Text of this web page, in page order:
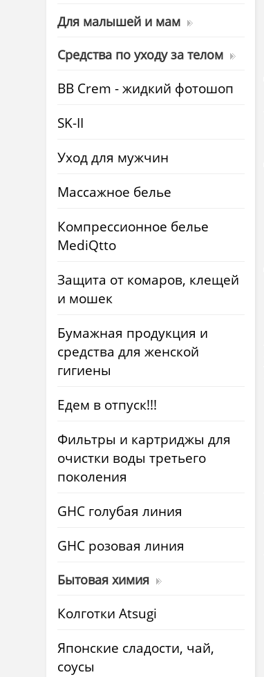
Для малышей и мам
Средства по уходу за телом
BB Crem - жидкий фотошоп
SK-II
Уход для мужчин
Массажное белье
Компрессионное белье
MediQtto
Защита от комаров, клещей
и мошек
Бумажная продукция и
средства для женской
гигиены
Едем в отпуск!!!
Фильтры и картриджы для
очистки воды третьего
поколения
GHC голубая линия
GHC розовая линия
Бытовая химия
Колготки Atsugi
Японские сладости, чай,
соусы